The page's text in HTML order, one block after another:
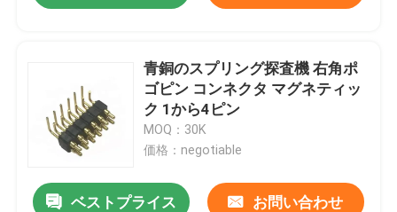
品質管理
私達に連絡しなさい
ニュース
場合
青銅のスプリング探査機 右角ポ
ゴピン コンネクタ マグネティッ
ク 1から4ピン
MOQ：30K
価格：negotiable
ベストプライス お問い合わせ